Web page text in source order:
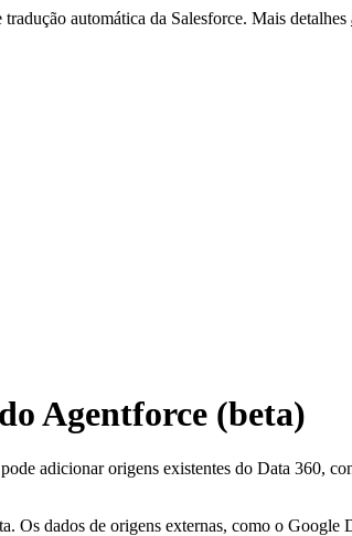
automática da Salesforce. Mais detalhes
Agentforce (beta)
adicionar origens existentes do Data 360,
Os dados de origens externas, como o